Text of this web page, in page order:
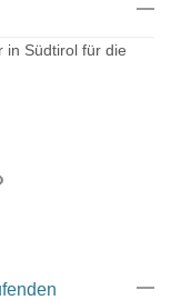
in Südtirol für die